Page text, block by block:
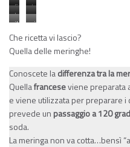
Europa
unita
La
primavera
La
bassa
scorci
città
bassa
il
regno
del
cioccolato
cioccolateria
Che ricetta vi lascio?
Quella delle meringhe!
Conoscete ladifferenza tra la
Quellafranceseviene preparata
e viene utilizzata per preparare i
prevede un passaggio a 120
soda.
La meringa non va cotta…bensì